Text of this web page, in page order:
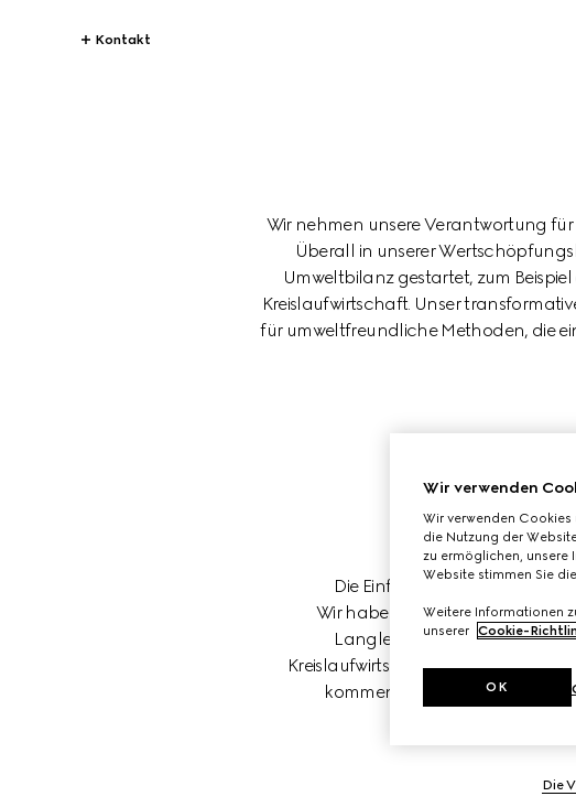
Kontakt
Wir nehmen unsere Verantwortung
Überall in unserer
Umweltbilanz gestartet, zum
Kreislaufwirtschaft. Unser
für umweltfreundliche Methoden, die
Die Einführung und
Wir haben eine umfassende
Langlebigkeit,
Kreislaufwirtschaft beruht auf
kommen unsere Vorreiterrolle
Die
Wir verwenden
Wir verwenden
die Nutzung der
zu ermöglichen, unsere
Website stimmen Sie
Weitere Informationen
unserer Cookie-
OK